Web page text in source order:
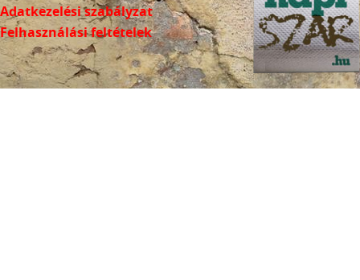
Adatkezelési szabályzat
Felhasználási feltételek